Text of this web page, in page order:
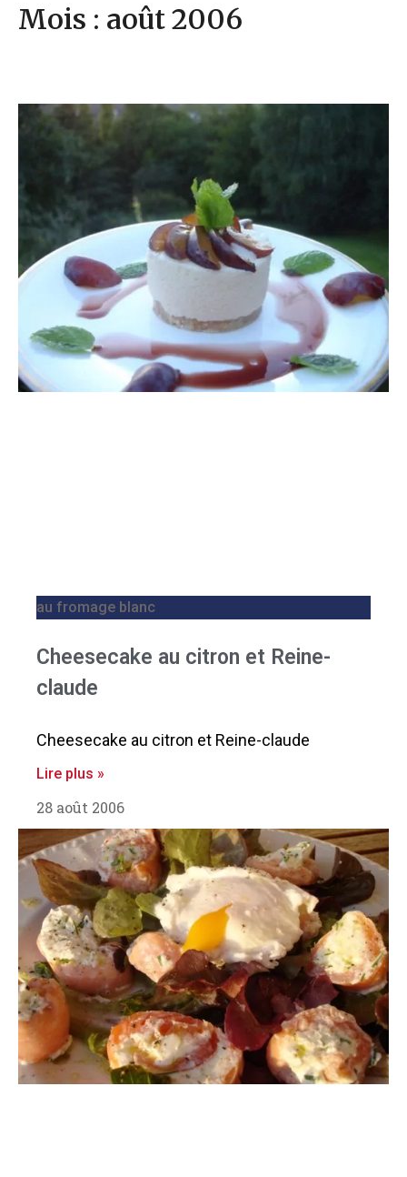
Mois : août 2006
au fromage blanc
Cheesecake au citron et Reine-
claude
Cheesecake au citron et Reine-claude
Lire plus »
28 août 2006